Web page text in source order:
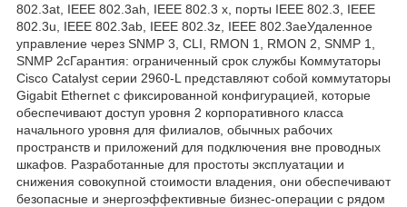
802.3at, IEEE 802.3ah, IEEE 802.3 x, порты IEEE 802.3, IEEE
802.3u, IEEE 802.3ab, IEEE 802.3z, IEEE 802.3aeУдаленное
управление через SNMP 3, CLI, RMON 1, RMON 2, SNMP 1,
SNMP 2cГарантия: ограниченный срок службы Коммутаторы
Cisco Catalyst серии 2960-L представляют собой коммутаторы
Gigabit Ethernet с фиксированной конфигурацией, которые
обеспечивают доступ уровня 2 корпоративного класса
начального уровня для филиалов, обычных рабочих
пространств и приложений для подключения вне проводных
шкафов. Разработанные для простоты эксплуатации и
снижения совокупной стоимости владения, они обеспечивают
безопасные и энергоэффективные бизнес-операции с рядом